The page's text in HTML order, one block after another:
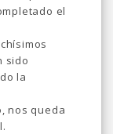
el
sido
la
nos queda